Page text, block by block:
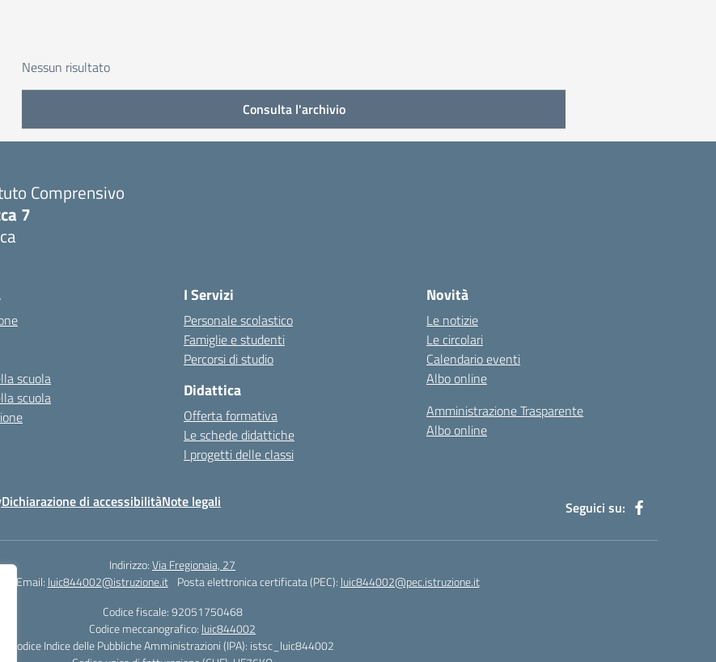
Nessun risultato
Consulta l'archivio
Comprensivo
7
scuola
scuola
I Servizi
Personale scolastico
Famiglie e studenti
Percorsi di studio
Didattica
Offerta formativa
Le schede didattiche
I progetti delle classi
Novità
Le notizie
Le circolari
Calendario eventi
Albo online
Amministrazione Trasparente
Albo online
Dichiarazione di accessibilitàNote legali Seguici su:
Indirizzo:Via Fregionaia, 27
Email: luic844002@istruzione.it Posta elettronica certificata (PEC): luic844002@pec.istruzione.it
Codice fiscale: 92051750468
Codice meccanografico: luic844002
Codice Indice delle Pubbliche Amministrazioni (IPA): istsc_luic844002